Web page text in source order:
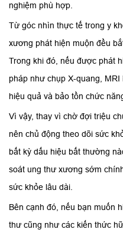
nghiệm phù hợp.
Từ góc nhìn thực tế trong y
xương phát hiện muộn đều
Trong khi đó, nếu được phát
pháp như chụp X-quang,
hiệu quả và bảo tồn chức
Vì vậy, thay vì chờ đợi triệu
nên chủ động theo dõi sức
bất kỳ dấu hiệu bất thường
soát ung thư xương sớm
sức khỏe lâu dài.
Bên cạnh đó, nếu bạn muốn
thư cũng như các kiến thức